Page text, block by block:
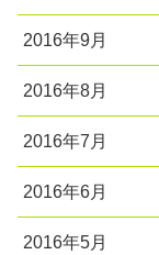
2016年9月
2016年8月
2016年7月
2016年6月
2016年5月